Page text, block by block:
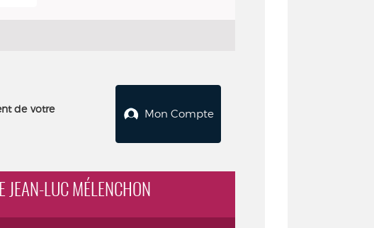
de votre
Mon Compte
LUC MÉLENCHON